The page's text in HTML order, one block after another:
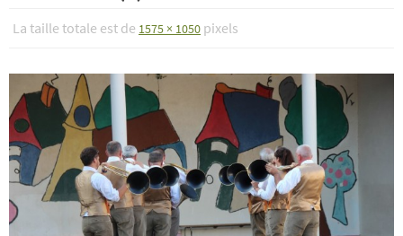
La taille totale est de 1575 × 1050 pixels